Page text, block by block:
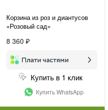
Корзина из роз и диантусов
«Розовый сад»
8 360 ₽
Купить в 1 клик
Купить WhatsApp